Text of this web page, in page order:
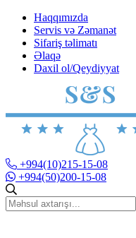
Haqqımızda
Servis və Zəmanət
Sifariş təlimatı
Əlaqə
Daxil ol/Qeydiyyat
+994(10)215-15-08
+994(50)200-15-08